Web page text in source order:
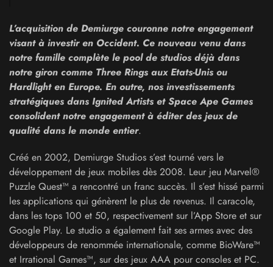
L’acquisition de Demiurge couronne notre engagement
visant à investir en Occident. Ce nouveau venu dans
notre famille complète le pool de studios déjà dans
notre giron comme Three Rings aux Etats-Unis ou
Hardlight en Europe. En outre, nos investissements
stratégiques dans Ignited Artists et Space Ape Games
consolident notre engagement à éditer des jeux de
qualité dans le monde entier.
Créé en 2002, Demiurge Studios s’est tourné vers le
développement de jeux mobiles dès 2008. Leur jeu Marvel®
Puzzle Quest™ a rencontré un franc succès. Il s’est hissé parmi
les applications qui génèrent le plus de revenus. Il caracole,
dans les tops 100 et 50, respectivement sur l’App Store et sur
Google Play. Le studio a également fait ses armes avec des
développeurs de renommée internationale, comme BioWare™
et Irrational Games™, sur des jeux AAA pour consoles et PC.